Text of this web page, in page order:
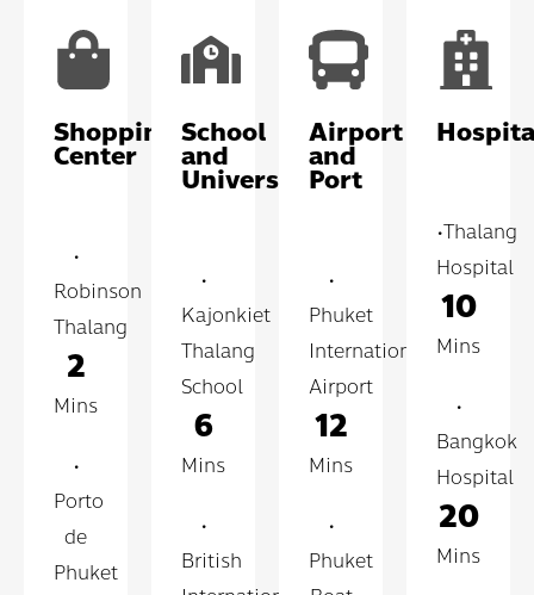
Shopping
Center
•
Robinson
Thalang
2
Mins
•
Porto
de
Phuket
School
and
University
•
Kajonkiet
Thalang
School
6
Mins
•
British
Airport
and
Port
•
Phuket
International
Airport
12
Mins
•
Phuket
•Thalang
Hospital
10
Mins
•
Bangkok
Hospital
20
Mins